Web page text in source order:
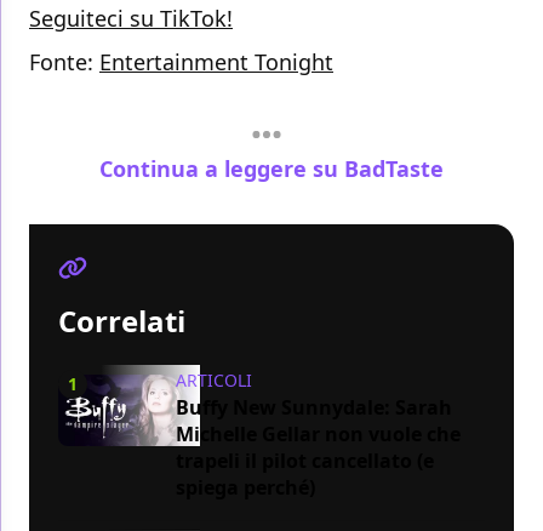
Seguiteci su TikTok!
Fonte: Entertainment Tonight
Continua a leggere su BadTaste
Correlati
1 ARTICOLI
Buffy New Sunnydale: Sarah
Michelle Gellar non vuole che